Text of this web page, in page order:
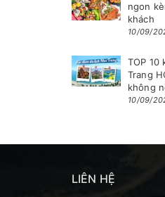
ngon
khách
10/09/
TOP 10
Trang
không
10/09/
LIÊN HỆ